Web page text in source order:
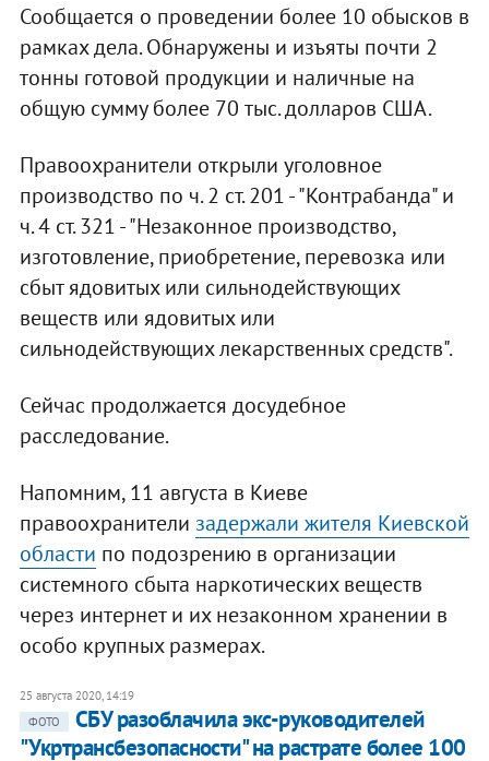
Сообщается о проведении более 10 обысков в
рамках дела. Обнаружены и изъяты почти 2
тонны готовой продукции и наличные на
общую сумму более 70 тыс. долларов США.
Правоохранители открыли уголовное
производство по ч. 2 ст. 201 - "Контрабанда" и
ч. 4 ст. 321 - "Незаконное производство,
изготовление, приобретение, перевозка или
сбыт ядовитых или сильнодействующих
веществ или ядовитых или
сильнодействующих лекарственных средств".
Сейчас продолжается досудебное
расследование.
Напомним, 11 августа в Киеве
правоохранители задержали жителя Киевской
области по подозрению в организации
системного сбыта наркотических веществ
через интернет и их незаконном хранении в
особо крупных размерах.
25 августа 2020, 14:19
ФОТО
СБУ разоблачила экс-руководителей
"Укртрансбезопасности" на растрате более 100